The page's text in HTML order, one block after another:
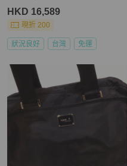
HKD 16,589
現折 200
狀況良好 台灣 免運